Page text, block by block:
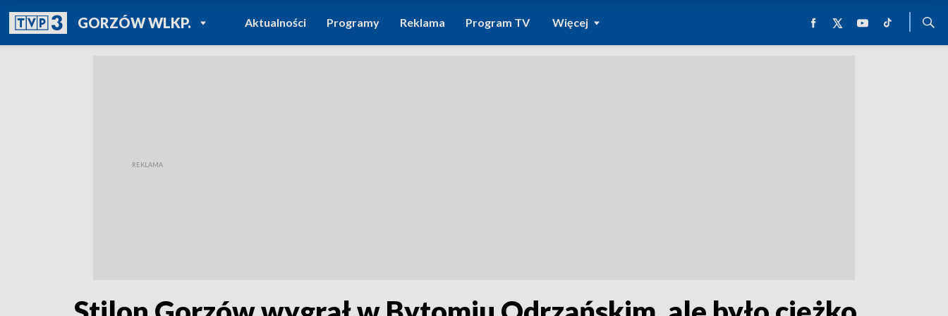
GORZÓW WLKP.POWRÓT DO
TVP REGIONY
Aktualności Programy Reklama Program TV Więcej